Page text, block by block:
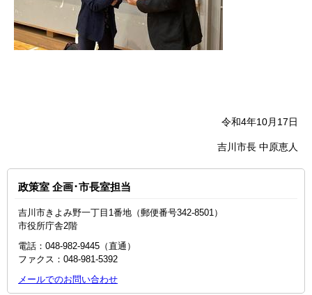
令和4年10月17日
吉川市長 中原恵人
政策室 企画･市長室担当
吉川市きよみ野一丁目1番地（郵便番号342-8501）
市役所庁舎2階
電話：048‐982‐9445（直通）
ファクス：048-981-5392
メールでのお問い合わせ